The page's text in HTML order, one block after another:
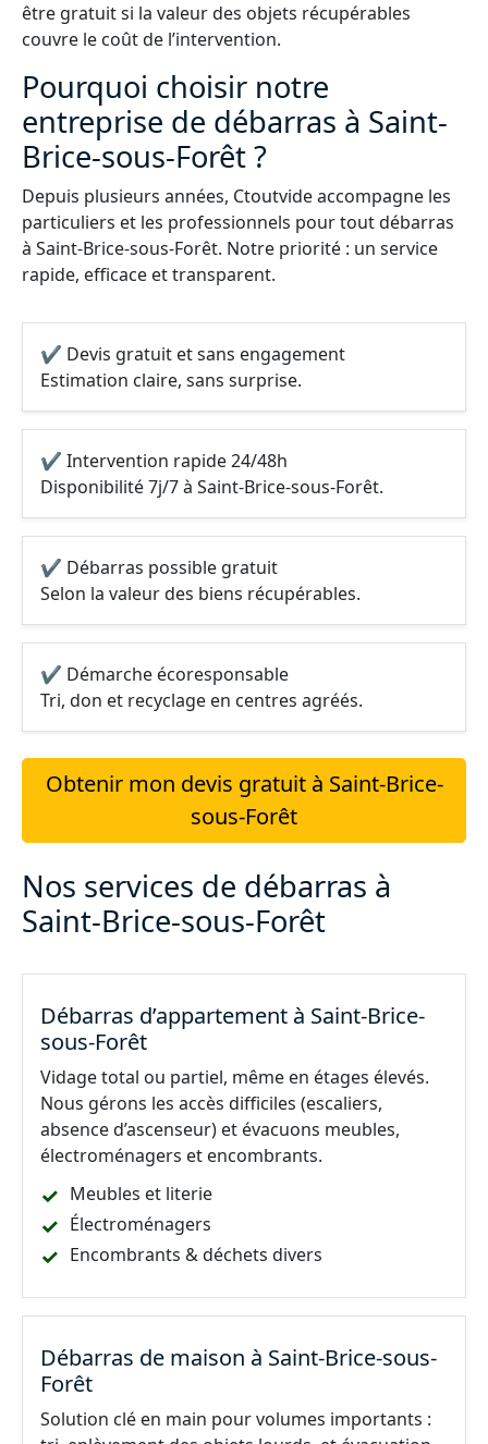
être gratuit si la valeur des objets récupérables
couvre le coût de l’intervention.
Pourquoi choisir notre
entreprise de débarras à Saint-
Brice-sous-Forêt ?
Depuis plusieurs années, Ctoutvide accompagne les
particuliers et les professionnels pour tout débarras
à Saint-Brice-sous-Forêt. Notre priorité : un service
rapide, efficace et transparent.
✔ Devis gratuit et sans engagement
Estimation claire, sans surprise.
✔ Intervention rapide 24/48h
Disponibilité 7j/7 à Saint-Brice-sous-Forêt.
✔ Débarras possible gratuit
Selon la valeur des biens récupérables.
✔ Démarche écoresponsable
Tri, don et recyclage en centres agréés.
Obtenir mon devis gratuit à Saint-Brice-
sous-Forêt
Nos services de débarras à
Saint-Brice-sous-Forêt
Débarras d’appartement à Saint-Brice-
sous-Forêt
Vidage total ou partiel, même en étages élevés.
Nous gérons les accès difficiles (escaliers,
absence d’ascenseur) et évacuons meubles,
électroménagers et encombrants.
Meubles et literie
Électroménagers
Encombrants & déchets divers
Débarras de maison à Saint-Brice-sous-
Forêt
Solution clé en main pour volumes importants :